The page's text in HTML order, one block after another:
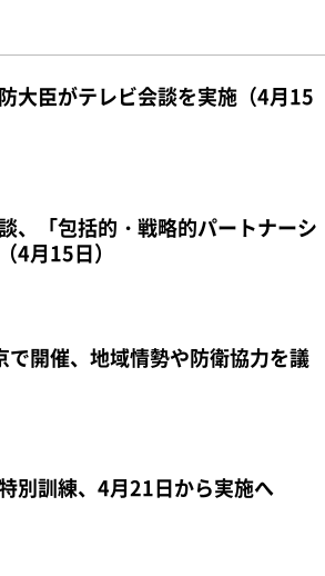
大臣がテレビ会談を実施（4月15
、「包括的・戦略的パートナーシ
4月15日）
開催、地域情勢や防衛協力を議
別訓練、4月21日から実施へ